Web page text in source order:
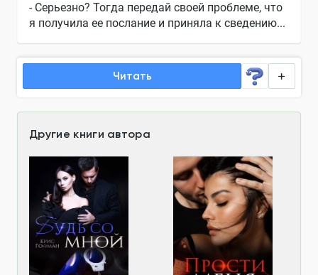
- Серьезно? Тогда передай своей проблеме, что
я получила ее послание и приняла к сведению...
Читать
Другие книги автора